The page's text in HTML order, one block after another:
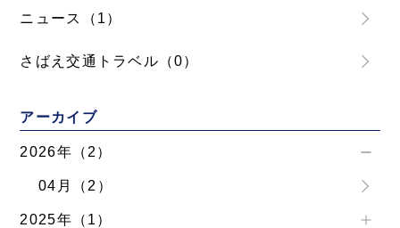
ニュース（1）
さばえ交通トラベル（0）
アーカイブ
2026年（2）
04月（2）
2025年（1）